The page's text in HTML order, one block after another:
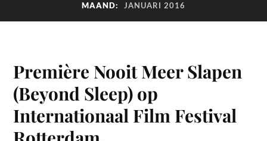
MAAND: JANUARI 2016
Première Nooit Meer Slapen
(Beyond Sleep) op
Internationaal Film Festival